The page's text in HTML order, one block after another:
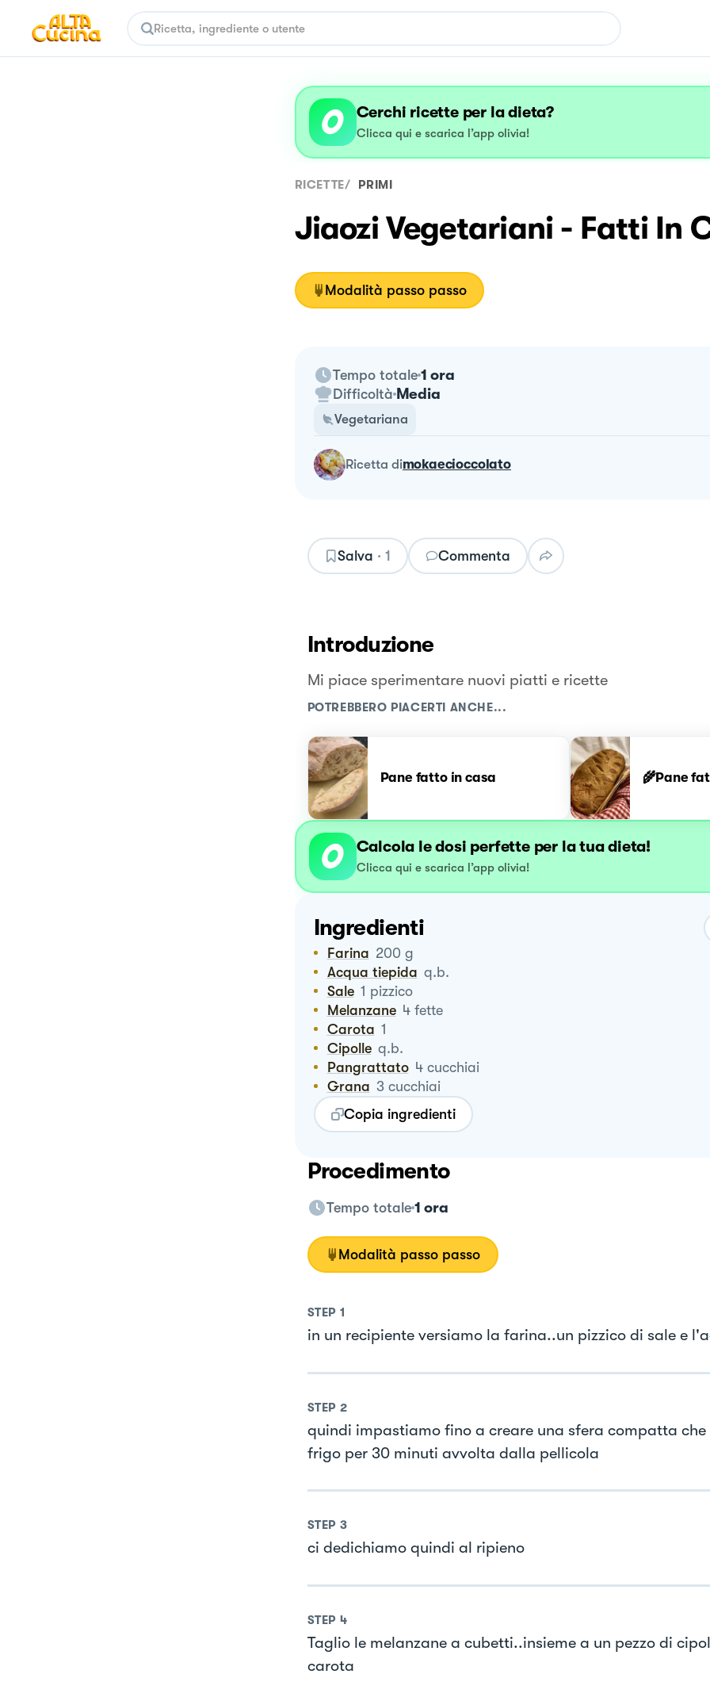
Cerchi ricette per la dieta?
Clicca qui e scarica l’app olivia!
RICETTE/ PRIMI
Jiaozi Vegetariani - Fatti In
Modalità passo passo
Tempo totale 1 ora
Difficoltà Media
Vegetariana
ricetta dimokaecioccolato
Salva · 1 Commenta
Introduzione
Mi piace sperimentare nuovi piatti e ricette
POTREBBERO PIACERTI ANCHE...
Pane fatto in casa 🌾Pane
Calcola le dosi perfette per la tua dieta!
Clicca qui e scarica l’app olivia!
Ingredienti
Farina 200 g
Acqua tiepida q.b.
Sale 1 pizzico
Melanzane 4 fette
Carota 1
Cipolle q.b.
Pangrattato 4 cucchiai
Grana 3 cucchiai
Copia ingredienti
Procedimento
Tempo totale 1 ora
Modalità passo passo
STEP 1
in un recipiente versiamo la farina..un pizzico di sale e
STEP 2
quindi impastiamo fino a creare una sfera compatta che
frigo per 30 minuti avvolta dalla pellicola
STEP 3
ci dedichiamo quindi al ripieno
STEP 4
Taglio le melanzane a cubetti..insieme a un pezzo di
carota